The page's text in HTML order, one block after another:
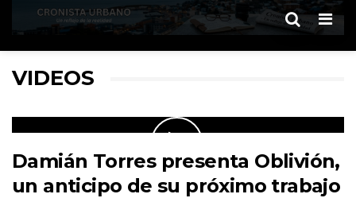
VIDEOS
Damián Torres presenta Oblivión,
un anticipo de su próximo trabajo